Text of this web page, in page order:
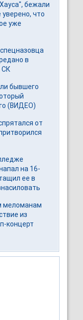
бежали
что
уже
в
СК
бывшего
(ВИДЕО)
от
на 16-
ее в
меломанам
из
концерт